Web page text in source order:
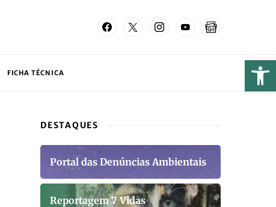
FICHA TÉCNICA
DESTAQUES
Portal das Denúncias Ambientais
Reportagem 7 Vidas